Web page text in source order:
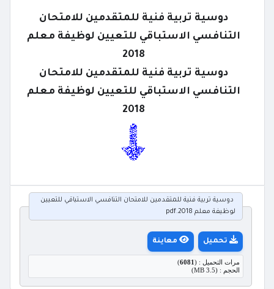
دوسية تربية فنية للمتقدمين للامتحان
التنافسي الاستباقي للتعيين لوظيفة معلم
2018
دوسية تربية فنية للمتقدمين للامتحان
التنافسي الاستباقي للتعيين لوظيفة معلم
2018
دوسية تربية فنية للمتقدمين للامتحان التنافسي الاستباقي للتعيين
لوظيفة معلم 2018.pdf
تحميل معاينة
مرات التحميل : (6081
)
الحجم : (3.5 MB)